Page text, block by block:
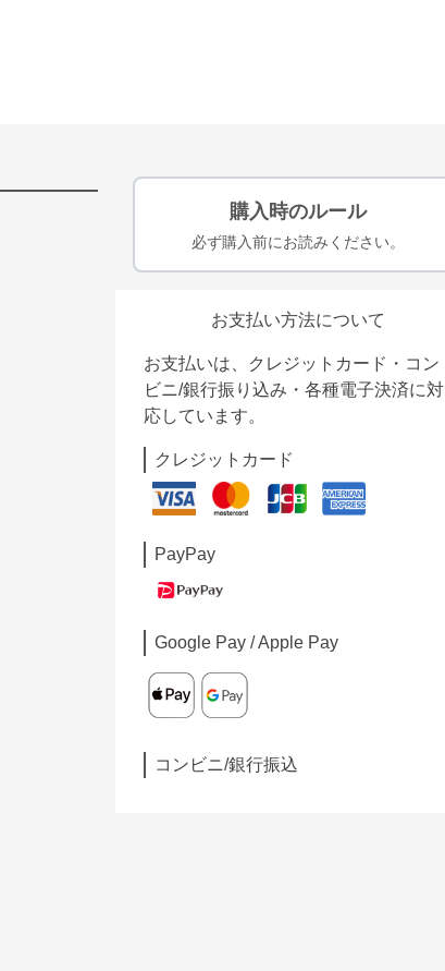
購入時のルール
必ず購入前にお読みください。
お支払い方法について
お支払いは、クレジットカード・コン
ビニ/銀行振り込み・各種電子決済に対
応しています。
クレジットカード
PayPay
Google Pay / Apple Pay
コンビニ/銀行振込